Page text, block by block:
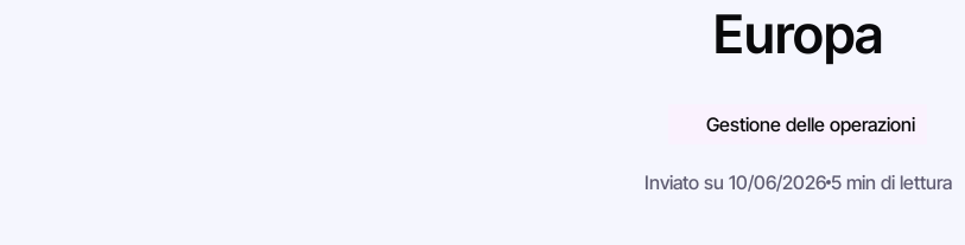
Europa
Gestione delle operazioni
Inviato su 10/06/2026 5 min di lettura